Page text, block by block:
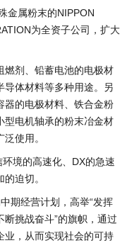
金属粉末的NIPPON
为全资子公司，扩大
燃剂、铅蓄电池的电极材
导体材料等多种用途。另
器的电极材料、铁合金粉
型电机轴承的粉末冶金材
使用。
境的高速化、DX的急速
迫切。
期经营计划，高举“发挥
挑战奋斗”的旗帜，通过
业，从而实现社会的可持